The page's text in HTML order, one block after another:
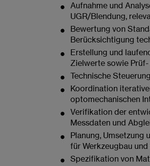
Aufnahme und
UGR/Blendung,
Bewertung von
Berücksichtigung
Erstellung und
Zielwerte sowie
Technische
Koordination
optomechanischen
Verifikation der
Messdaten und
Planung, Umsetzung
für Werkzeugbau
Spezifikation von